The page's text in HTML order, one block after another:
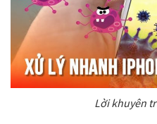
Lời khuyên tránh